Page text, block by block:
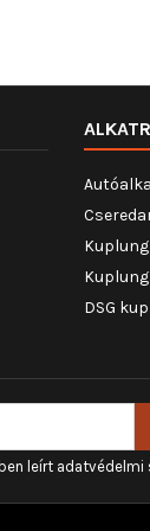
DSG
leírt